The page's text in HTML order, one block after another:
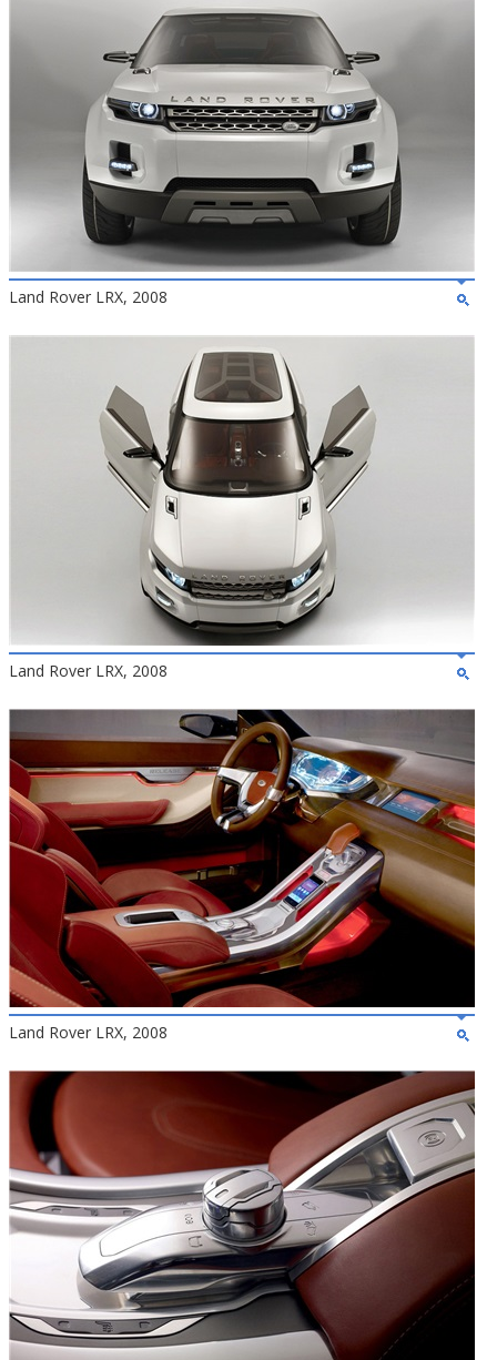
Land Rover LRX, 2008
Land Rover LRX, 2008
Land Rover LRX, 2008